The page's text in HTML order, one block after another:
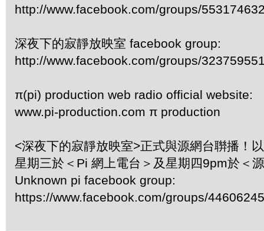
http://www.facebook.com/groups/
深夜下的寂靜放映室 facebook group:
http://www.facebook.com/groups/
π(pi) production web radio official website:
www.pi-production.com π production
<深夜下的寂靜放映室>正式與源網台聨播！
星期三於＜Pi 網上電台＞及星期四9pm於＜
Unknown pi facebook group:
https://www.facebook.com/groups/